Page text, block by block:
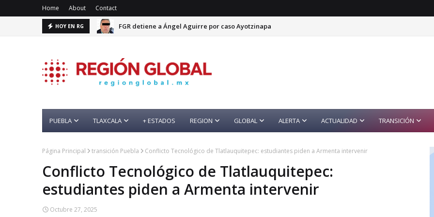
Home About Contact
HOY EN RG FGR detiene a Ángel Aguirre por caso Ayotzinapa
PUEBLA TLAXCALA + ESTADOS REGION GLOBAL ALERTA ACTUALIDAD TRANSICIÓN
Página Principal transición Puebla Conflicto Tecnológico de Tlatlauquitepec: estudiantes piden a Armenta intervenir
Conflicto Tecnológico de Tlatlauquitepec:
estudiantes piden a Armenta intervenir
Octubre 27, 2025